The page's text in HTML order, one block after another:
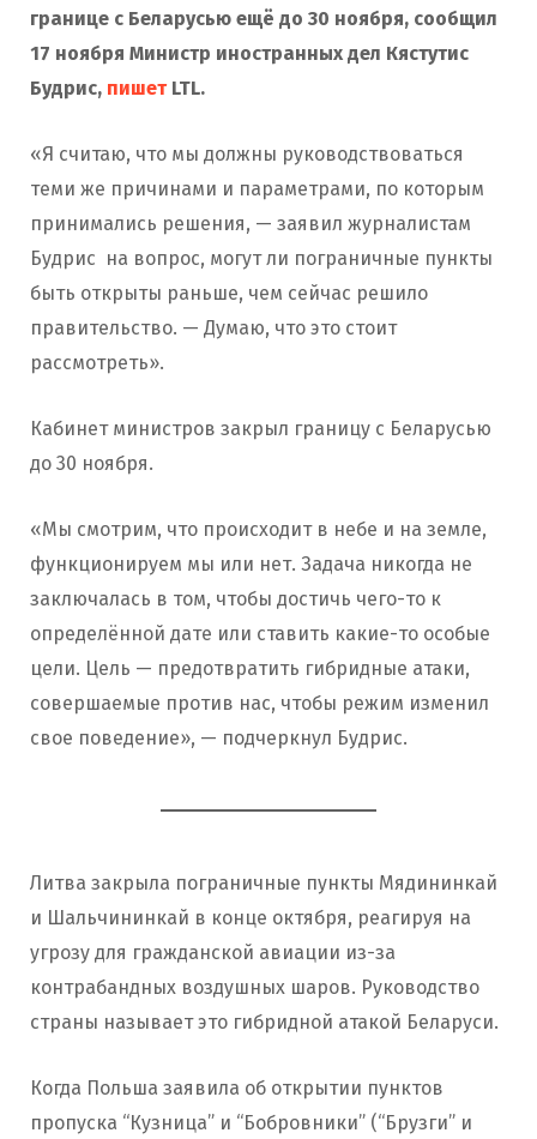
границе с Беларусью ещё до 30 ноября, сообщил
17 ноября Министр иностранных дел Кястутис
Будрис, пишетLTL.
«Я считаю, что мы должны руководствоваться
теми же причинами и параметрами, по которым
принимались решения, — заявил журналистам
Будрис на вопрос, могут ли пограничные пункты
быть открыты раньше, чем сейчас решило
правительство. — Думаю, что это стоит
рассмотреть».
Кабинет министров закрыл границу с Беларусью
до 30 ноября.
«Мы смотрим, что происходит в небе и на земле,
функционируем мы или нет. Задача никогда не
заключалась в том, чтобы достичь чего-то к
определённой дате или ставить какие-то особые
цели. Цель — предотвратить гибридные атаки,
совершаемые против нас, чтобы режим изменил
свое поведение», — подчеркнул Будрис.
Литва закрыла пограничные пункты Мядининкай
и Шальчининкай в конце октября, реагируя на
угрозу для гражданской авиации из-за
контрабандных воздушных шаров. Руководство
страны называет это гибридной атакой Беларуси.
Когда Польша заявила об открытии пунктов
пропуска “Кузница” и “Бобровники” (“Брузги” и